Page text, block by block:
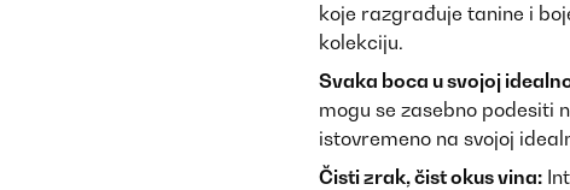
koje razgrađuje tanine i
kolekciju.
Svaka boca u svojoj
mogu se zasebno podesiti
istovremeno na svojoj
Čisti zrak, čist okus vina: